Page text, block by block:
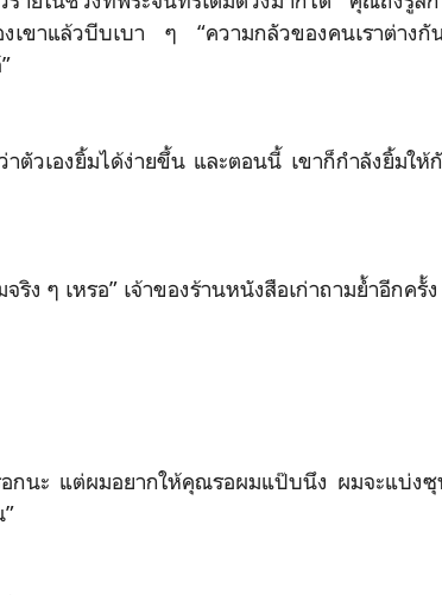
งเขาแล้วบีบเบา ๆ “ความกลัวของคนเราต่า
ตัวเองยิ้มได้ง่ายขึ้น และตอนนี้ เขาก็กำลังยิ้มใ
ง ๆ เหรอ” เจ้าของร้านหนังสือเก่าถามย้ำอีกครั้ง
กนะ แต่ผมอยากให้คุณรอผมแป๊บนึง ผมจะแบ่ง